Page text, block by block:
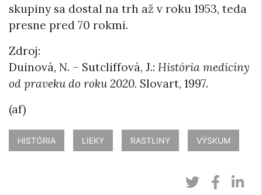
skupiny sa dostal na trh až v roku 1953, teda
presne pred 70 rokmi.
Zdroj:
Duinová, N. – Sutcliffová, J.: História medicíny
od praveku do roku 2020. Slovart, 1997.
(af)
HISTÓRIA LIEKY RASTLINY VÝSKUM